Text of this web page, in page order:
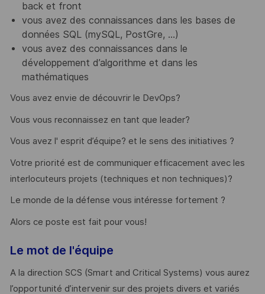
back et front
vous avez des connaissances dans les bases de
données SQL (mySQL, PostGre, …)
vous avez des connaissances dans le
développement d’algorithme et dans les
mathématiques
Vous avez envie de découvrir le DevOps?
Vous vous reconnaissez en tant que leader?
Vous avez l' esprit d’équipe? et le sens des initiatives ?
Votre priorité est de communiquer efficacement avec les
interlocuteurs projets (techniques et non techniques)?
Le monde de la défense vous intéresse fortement ?
Alors ce poste est fait pour vous!
Le mot de l'équipe
A la direction SCS (Smart and Critical Systems) vous aurez
l’opportunité d’intervenir sur des projets divers et variés